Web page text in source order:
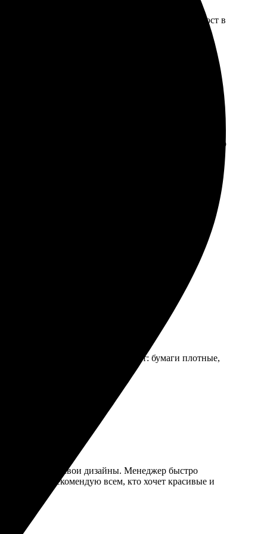
удивлён качеством выполнения. Сайт прост в
В следующий раз планирую заказать ещё.
изображения, осталось дождаться печати. Качество
доволен!
доставили вовремя.
Качество печати впечатляет: бумаги плотные,
и загрузила свои дизайны. Менеджер быстро
Рекомендую всем, кто хочет красивые и